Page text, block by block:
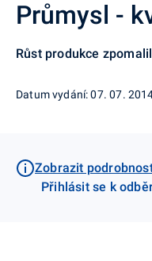
Průmysl -
Růst produkce zpomalil
Datum vydání: 07. 07.
Zobrazit
Přihlásit se k